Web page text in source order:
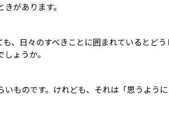
があります。
、日々のすべきことに囲まれているとど
ょうか。
ものです。けれども、それは「思うよう